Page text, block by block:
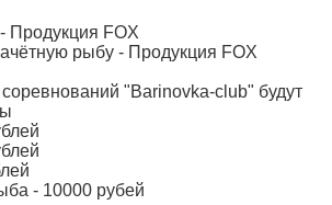
Продукция FOX
рыбу - Продукция FOX
"Barinovka-club" будут
- 10000 рубей